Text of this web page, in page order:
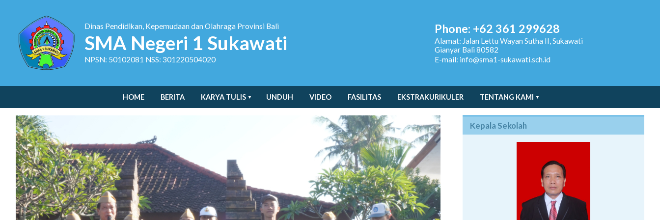
Dinas Pendidikan, Kepemudaan dan Olahraga Provinsi Bali
SMA Negeri 1 Sukawati
NPSN: 50102081 NSS: 301220504020
Phone: +62 361 299628
Alamat: Jalan Lettu Wayan Sutha II, Sukawati
Gianyar Bali 80582
E-mail: info@sma1-sukawati.sch.id
HOME BERITA KARYA TULIS UNDUH VIDEO FASILITAS EKSTRAKURIKULER TENTANG KAMI
Kepala Sekolah